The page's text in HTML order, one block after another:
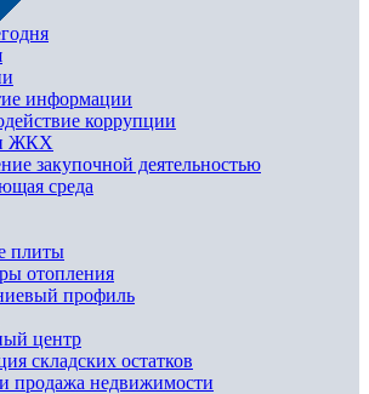
информации
коррупции
ЖКХ
закупочной деятельностью
среда
плиты
отопления
профиль
центр
складских остатков
продажа недвижимости